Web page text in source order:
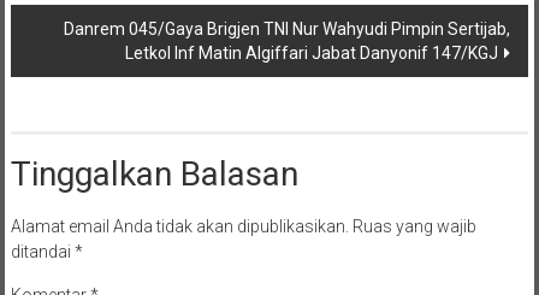
Danrem 045/Gaya Brigjen TNI Nur Wahyudi Pimpin Sertijab,
Letkol Inf Matin AIgiffari Jabat Danyonif 147/KGJ
Tinggalkan Balasan
Alamat email Anda tidak akan dipublikasikan. Ruas yang wajib
ditandai *